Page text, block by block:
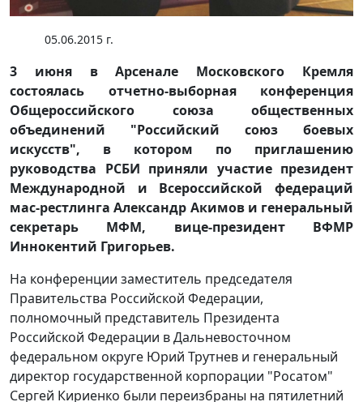
05.06.2015 г.
3 июня в Арсенале Московского Кремля
состоялась отчетно-выборная конференция
Общероссийского союза общественных
объединений "Российский союз боевых
искусств", в котором по приглашению
руководства РСБИ приняли участие президент
Международной и Всероссийской федераций
мас-рестлинга Александр Акимов и генеральный
секретарь МФМ, вице-президент ВФМР
Иннокентий Григорьев.
На конференции заместитель председателя
Правительства Российской Федерации,
полномочный представитель Президента
Российской Федерации в Дальневосточном
федеральном округе Юрий Трутнев и генеральный
директор государственной корпорации "Росатом"
Сергей Кириенко были переизбраны на пятилетний